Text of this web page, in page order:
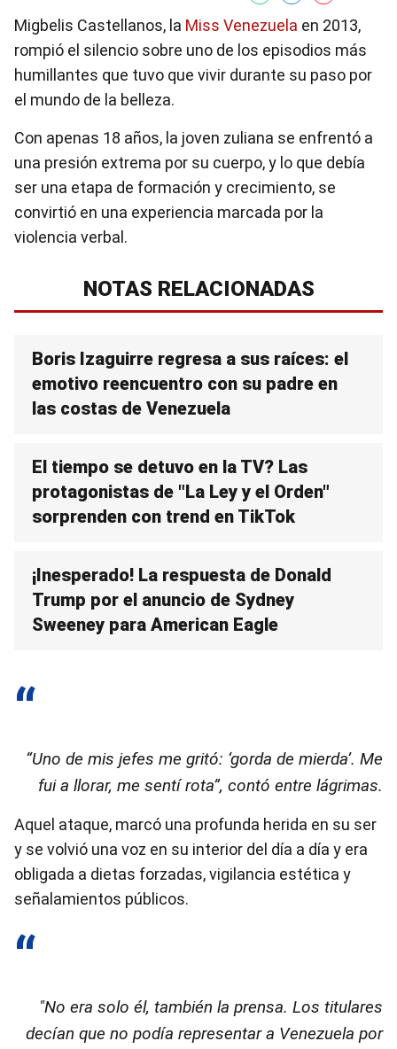
Migbelis Castellanos, la Miss Venezuela en 2013,
rompió el silencio sobre uno de los episodios más
humillantes que tuvo que vivir durante su paso por
el mundo de la belleza.
Con apenas 18 años, la joven zuliana se enfrentó a
una presión extrema por su cuerpo, y lo que debía
ser una etapa de formación y crecimiento, se
convirtió en una experiencia marcada por la
violencia verbal.
NOTAS RELACIONADAS
Boris Izaguirre regresa a sus raíces: el
emotivo reencuentro con su padre en
las costas de Venezuela
El tiempo se detuvo en la TV? Las
protagonistas de "La Ley y el Orden"
sorprenden con trend en TikTok
¡Inesperado! La respuesta de Donald
Trump por el anuncio de Sydney
Sweeney para American Eagle
“Uno de mis jefes me gritó: ‘gorda de mierda’. Me
fui a llorar, me sentí rota”, contó entre lágrimas.
Aquel ataque, marcó una profunda herida en su ser
y se volvió una voz en su interior del día a día y era
obligada a dietas forzadas, vigilancia estética y
señalamientos públicos.
"No era solo él, también la prensa. Los titulares
decían que no podía representar a Venezuela por